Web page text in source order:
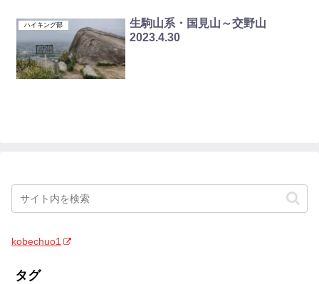
ハイキング部
生駒山系・国見山～交野山
2023.4.30
kobechuo1
タグ